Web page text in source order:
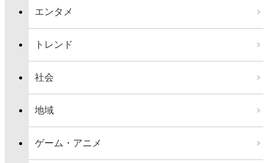
エンタメ
トレンド
社会
地域
ゲーム・アニメ